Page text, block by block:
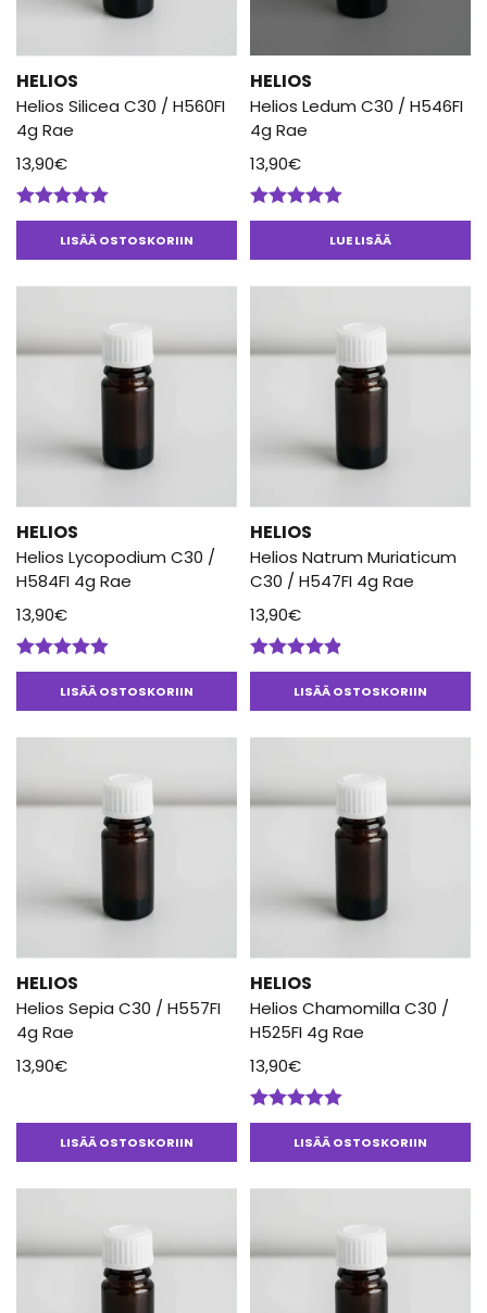
HELIOS
Helios Silicea C30 / H560FI
4g Rae
13,90€
Arvostelu
tuotteesta:LISÄÄ OSTOSKORIIN
HELIOS
Helios Ledum C30 / H546FI
4g Rae
13,90€
Arvostelu
LUE LISÄÄ
HELIOS
Helios Lycopodium C30 /
H584FI 4g Rae
13,90€
Arvostelu
tuotteesta:LISÄÄ OSTOSKORIIN
HELIOS
Helios Natrum Muriaticum
C30 / H547FI 4g Rae
13,90€
Arvostelu
tuotteesta:LISÄÄ OSTOSKORIIN
HELIOS
Helios Sepia C30 / H557FI
4g Rae
13,90€
LISÄÄ OSTOSKORIIN
HELIOS
Helios Chamomilla C30 /
H525FI 4g Rae
13,90€
Arvostelu
tuotteesta:LISÄÄ OSTOSKORIIN